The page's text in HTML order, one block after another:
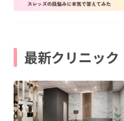
最新クリニック